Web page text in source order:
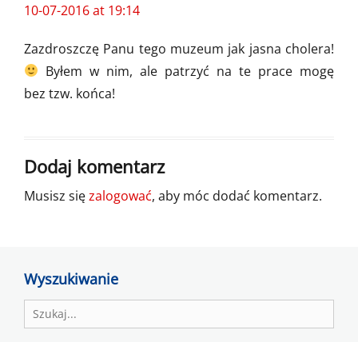
10-07-2016 at 19:14
Zazdroszczę Panu tego muzeum jak jasna cholera!
Byłem w nim, ale patrzyć na te prace mogę
bez tzw. końca!
Dodaj komentarz
Musisz sięzalogować, aby móc dodać komentarz.
Wyszukiwanie
Search
for: